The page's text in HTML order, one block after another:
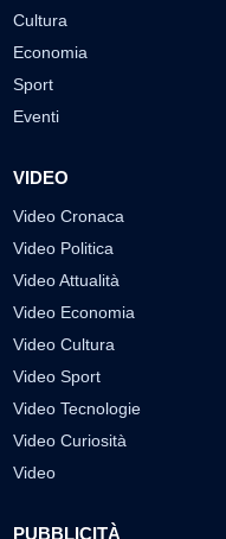
Cultura
Economia
Sport
Eventi
VIDEO
Video Cronaca
Video Politica
Video Attualità
Video Economia
Video Cultura
Video Sport
Video Tecnologie
Video Curiosità
Video
PUBBLICITÀ